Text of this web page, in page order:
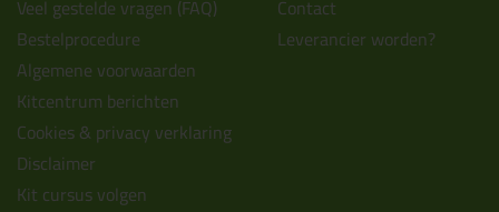
Veel gestelde vragen (FAQ)
Bestelprocedure
Algemene voorwaarden
Kitcentrum berichten
Cookies & privacy verklaring
Disclaimer
Kit cursus volgen
Contact
Leverancier worden?